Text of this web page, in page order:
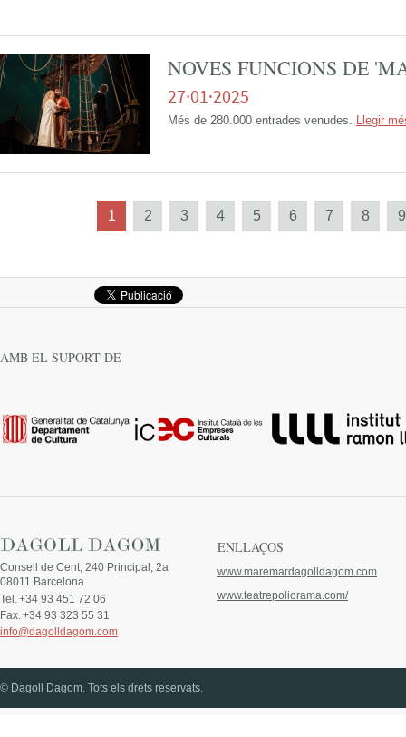
NOVES FUNCIONS DE
27·01·2025
Més de 280.000 entrades venudes. Llegir
1 2 3 4 5 6 7 8 9
Següent
AMB EL SUPORT DE
Consell de Cent, 240 Principal, 2a
08011 Barcelona
Tel. +34 93 451 72 06
Fax. +34 93 323 55 31
info@dagolldagom.com
ENLLAÇOS
www.maremardagolldagom.com
www.teatrepoliorama.com/
© Dagoll Dagom. Tots els drets reservats.